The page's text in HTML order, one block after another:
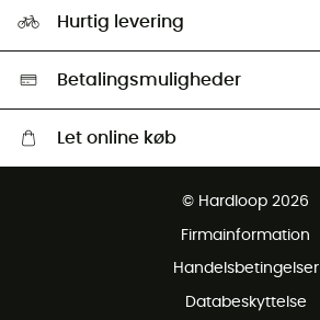
Our ambassadors
HardGreen Udvalg
Hurtig levering
Betalingsmuligheder
Let online køb
© Hardloop 2026
Firmainformation
Handelsbetingelser
Databeskyttelse